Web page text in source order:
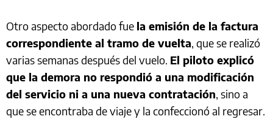
Otro aspecto abordado fue la emisión de la factura
correspondiente al tramo de vuelta, que se realizó
varias semanas después del vuelo. El piloto explicó
que la demora no respondió a una modificación
del servicio ni a una nueva contratación, sino a
que se encontraba de viaje y la confeccionó al regresar.